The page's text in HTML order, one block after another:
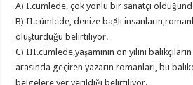
A) I.cümlede, çok yönlü bir sanatçı
B) II.cümlede, denize bağlı
oluşturduğu belirtiliyor.
C) III.cümlede,yaşamının on yılını
arasında geçiren yazarın romanları, bu
belgelere yer verildiği belirtiliyor.